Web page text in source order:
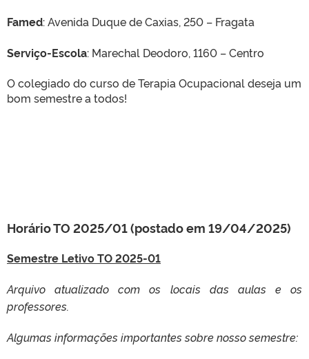
Famed: Avenida Duque de Caxias, 250 – Fragata
Serviço-Escola: Marechal Deodoro, 1160 – Centro
O colegiado do curso de Terapia Ocupacional deseja um
bom semestre a todos!
Horário TO 2025/01 (postado em 19/04/2025)
Semestre Letivo TO 2025-01
Arquivo atualizado com os locais das aulas e os
professores.
Algumas informações importantes sobre nosso semestre: